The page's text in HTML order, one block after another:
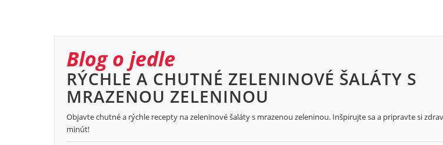
Blog o jedle
RÝCHLE A CHUTNÉ ZELENINOVÉ ŠALÁTY S
MRAZENOU ZELENINOU
Objavte chutné a rýchle recepty na zeleninové šaláty s mrazenou zeleninou. Inšpirujte sa a pripravte si
minút!